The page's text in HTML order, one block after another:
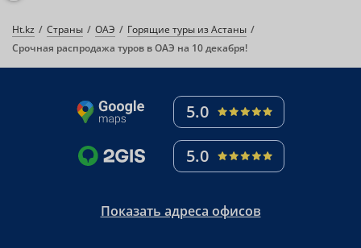
Ht.kz Страны ОАЭ
Горящие туры из Астаны
Срочная распродажа туров в ОАЭ на 10 декабря!
5.0
5.0
Показать адреса офисов